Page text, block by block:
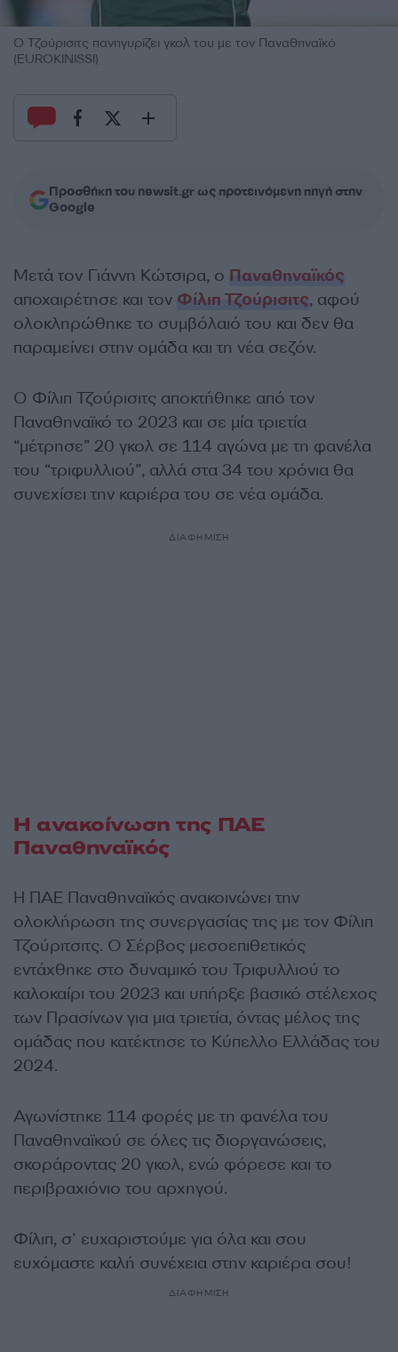
Ο Τζούρισιτς πανηγυρίζει γκολ του με τον Παναθηναϊκό
(EUROKINISSI)
Προσθήκη του newsit.gr ως προτεινόμενη πηγή στην
Google
Μετά τον Γιάννη Κώτσιρα, ο Παναθηναϊκός
αποχαιρέτησε και τον Φίλιπ Τζούρισιτς, αφού
ολοκληρώθηκε το συμβόλαιό του και δεν θα
παραμείνει στην ομάδα και τη νέα σεζόν.
Ο Φίλιπ Τζούρισιτς αποκτήθηκε από τον
Παναθηναϊκό το 2023 και σε μία τριετία
“μέτρησε” 20 γκολ σε 114 αγώνα με τη φανέλα
του “τριφυλλιού”, αλλά στα 34 του χρόνια θα
συνεχίσει την καριέρα του σε νέα ομάδα.
ΔΙΑΦΗΜΙΣΗ
Η ανακοίνωση της ΠΑΕ
Παναθηναϊκός
H ΠΑΕ Παναθηναϊκός ανακοινώνει την
ολοκλήρωση της συνεργασίας της με τον Φίλιπ
Τζούριτσιτς. Ο Σέρβος μεσοεπιθετικός
εντάχθηκε στο δυναμικό του Τριφυλλιού το
καλοκαίρι του 2023 και υπήρξε βασικό στέλεχος
των Πρασίνων για μια τριετία, όντας μέλος της
ομάδας που κατέκτησε το Κύπελλο Ελλάδας του
2024.
Αγωνίστηκε 114 φορές με τη φανέλα του
Παναθηναϊκού σε όλες τις διοργανώσεις,
σκοράροντας 20 γκολ, ενώ φόρεσε και το
περιβραχιόνιο του αρχηγού.
Φίλιπ, σ’ ευχαριστούμε για όλα και σου
ευχόμαστε καλή συνέχεια στην καριέρα σου!
ΔΙΑΦΗΜΙΣΗ